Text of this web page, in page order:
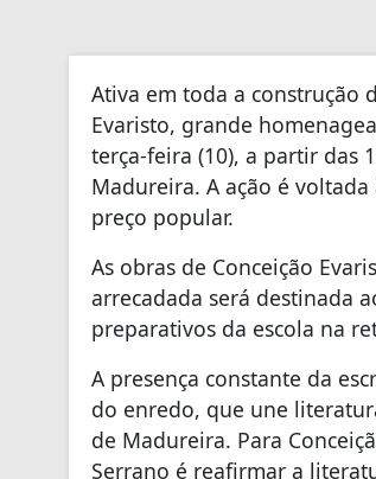
Ativa em toda a construção
Evaristo, grande
terça-feira (10), a partir das
Madureira. A ação é
preço popular.
As obras de Conceição
arrecadada será destinada
preparativos da escola na
A presença constante da
do enredo, que une
de Madureira. Para
Serrano é reafirmar a